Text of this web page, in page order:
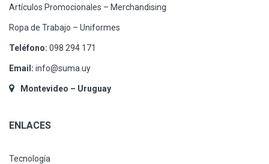
Artículos Promocionales – Merchandising
Ropa de Trabajo – Uniformes
Teléfono: 098 294 171
Email: info@suma.uy
Montevideo – Uruguay
ENLACES
Tecnología